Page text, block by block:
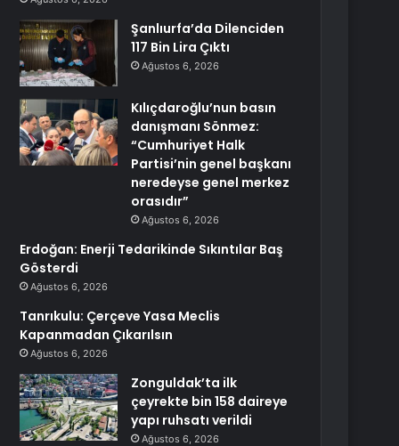
Şanlıurfa’da Dilenciden
117 Bin Lira Çıktı
Ağustos 6, 2026
Kılıçdaroğlu’nun basın
danışmanı Sönmez:
“Cumhuriyet Halk
Partisi’nin genel başkanı
neredeyse genel merkez
orasıdır”
Ağustos 6, 2026
Erdoğan: Enerji Tedarikinde Sıkıntılar Baş
Gösterdi
Ağustos 6, 2026
Tanrıkulu: Çerçeve Yasa Meclis
Kapanmadan Çıkarılsın
Ağustos 6, 2026
Zonguldak’ta ilk
çeyrekte bin 158 daireye
yapı ruhsatı verildi
Ağustos 6, 2026